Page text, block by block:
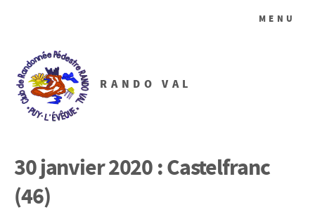
RANDO VAL
MENU
30 janvier 2020 : Castelfranc
(46)